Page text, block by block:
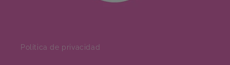
Política de privacidad